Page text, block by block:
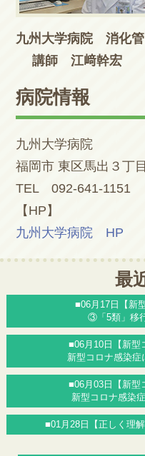
九州大学病院 消化
講師 江﨑幹宏
病院情報
九州大学病院
福岡市 東区馬出３丁
TEL 092-641-1151
【HP】
九州大学病院 HP
最
■06月17日【新
③「5類」移
■06月10日【新
新型コロナ感染症
■06月03日【新
新型コロナ感染
■01月28日【正しく理